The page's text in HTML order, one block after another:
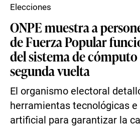
ONPE muestra a
de Fuerza Popular
del sistema de cómputo
segunda vuelta
El organismo electoral
herramientas tecnológicas
artificial para garantizar la
Elecciones